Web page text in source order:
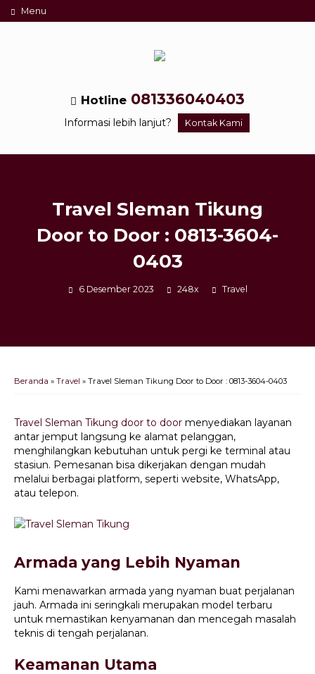
Menu
Hotline 081336040403
Informasi lebih lanjut? Kontak Kami
Travel Sleman Tikung
Door to Door : 0813-3604-
0403
6 Desember 2023 248x Travel
Beranda » Travel » Travel Sleman Tikung Door to Door : 0813-3604-0403
Travel Sleman Tikung door to door menyediakan layanan
antar jemput langsung ke alamat pelanggan,
menghilangkan kebutuhan untuk pergi ke terminal atau
stasiun. Pemesanan bisa dikerjakan dengan mudah
melalui berbagai platform, seperti website, WhatsApp,
atau telepon.
Armada yang Lebih Nyaman
Kami menawarkan armada yang nyaman buat perjalanan
jauh. Armada ini seringkali merupakan model terbaru
untuk memastikan kenyamanan dan mencegah masalah
teknis di tengah perjalanan.
Keamanan Utama